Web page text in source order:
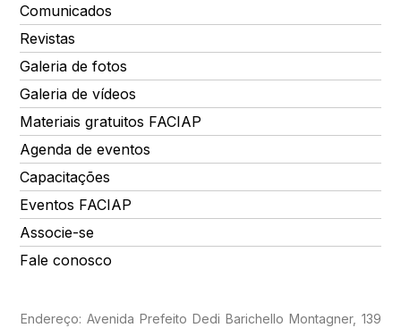
Comunicados
Revistas
Galeria de fotos
Galeria de vídeos
Materiais gratuitos FACIAP
Agenda de eventos
Capacitações
Eventos FACIAP
Associe-se
Fale conosco
Endereço: Avenida Prefeito Dedi Barichello Montagner, 139